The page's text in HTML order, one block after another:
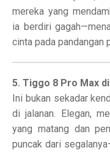
mereka yang
ia berdiri
cinta pada pandangan
5. Tiggo 8 Pro Max
Ini bukan sekadar
di jalanan. Elegan,
yang matang dan
puncak dari